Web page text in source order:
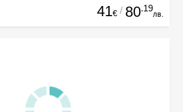
41€ / 80.19
лв.